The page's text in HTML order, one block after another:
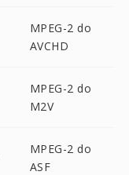
MPEG-2 do
AVCHD
MPEG-2 do
M2V
MPEG-2 do
ASF